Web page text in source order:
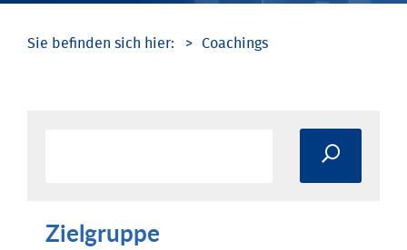
Coachings
Zielgruppe